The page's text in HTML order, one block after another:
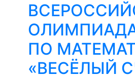
ПО
«ВЕСЁЛЫЙ